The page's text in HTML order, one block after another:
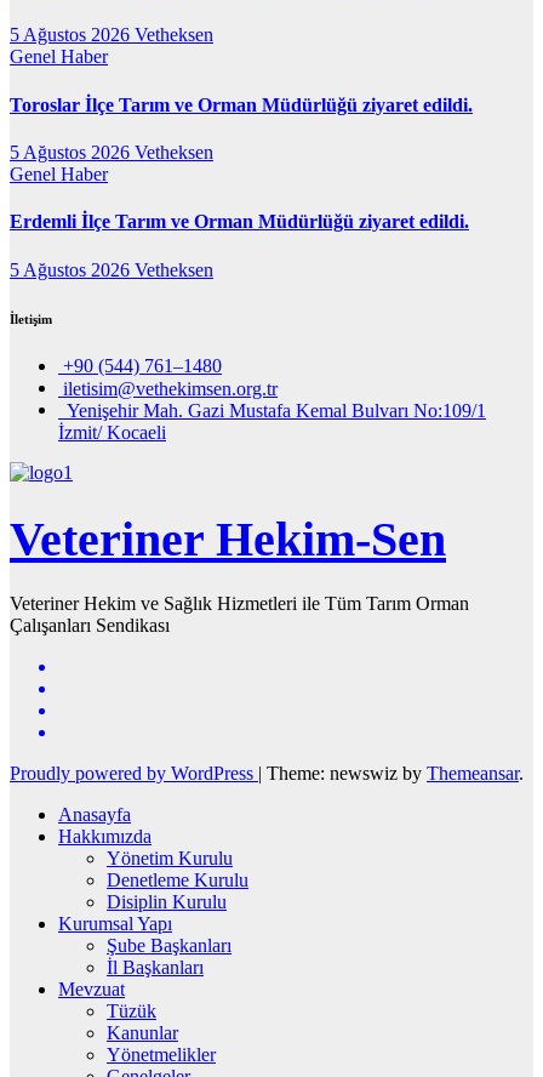
5 Ağustos 2026 Vetheksen
Genel Haber
Toroslar İlçe Tarım ve Orman Müdürlüğü ziyaret edildi.
5 Ağustos 2026 Vetheksen
Genel Haber
Erdemli İlçe Tarım ve Orman Müdürlüğü ziyaret edildi.
5 Ağustos 2026 Vetheksen
İletişim
+90 (544) 761–1480
iletisim@vethekimsen.org.tr
Yenişehir Mah. Gazi Mustafa Kemal Bulvarı No:109/1
İzmit/ Kocaeli
Veteriner Hekim-Sen
Veteriner Hekim ve Sağlık Hizmetleri ile Tüm Tarım Orman
Çalışanları Sendikası
Proudly powered by WordPress | Theme: newswiz by Themeansar.
Anasayfa
Hakkımızda
Yönetim Kurulu
Denetleme Kurulu
Disiplin Kurulu
Kurumsal Yapı
Şube Başkanları
İl Başkanları
Mevzuat
Tüzük
Kanunlar
Yönetmelikler